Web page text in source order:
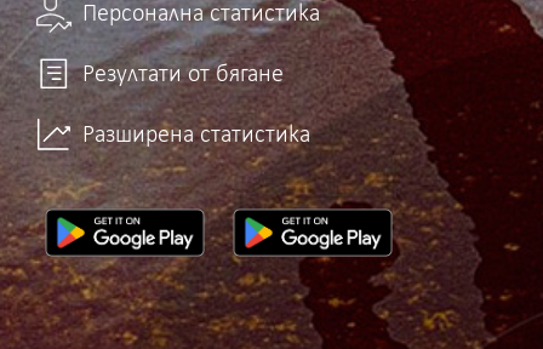
Персонална статистика
Резултати от бягане
Разширена статистика